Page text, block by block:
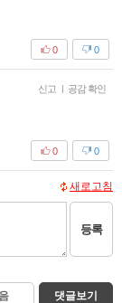
0
0
신고 | 공감 확인
0
0
새로고침
등록
댓글보기